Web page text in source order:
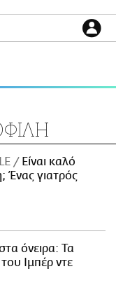
Είναι καλό
Ένας γιατρός
όνειρα: Τα
Ιμπέρ ντε